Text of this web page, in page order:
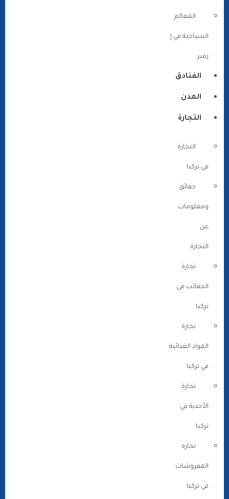
المعالم
السياحية في إ
زمير
الفنادق
المدن
التجارة
التجارة
في تركيا
حقائق
ومعلومات
عن
التجارة
تجارة
الحقائب فى
تركيا
تجارة
المواد الغذائية
في تركيا
تجارة
الأحذية في
تركيا
تجارة
المفروشات
في تركيا